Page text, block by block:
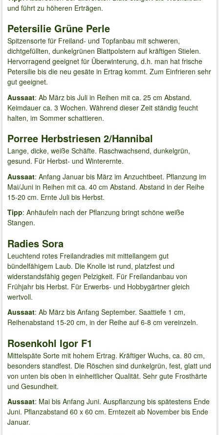
und führt zu höheren Erträgen.
Petersilie Grüne Perle
Spitzensorte für Freiland- und Topfanbau mit schweren,
dichtgefüllten, dunkelgrünen Blattpolstern auf kräftigen Stielen.
Hervorragend geeignet für Überwinterung, d.h. man hat frische
Petersilie bis die neu gesäte in Ertrag kommt. Zum Einfrieren sehr
gut geeignet.
Aussaat: Ab März bis Juli in Reihen mit ca. 25 cm Abstand.
Keimdauer ca. 3 Wochen. Während dieser Zeit ständig feucht
halten, im Sommer schattieren.
Porree Herbstriesen 2/Hannibal
Lange, dicke, weiße Schäfte. Raschwachsend, dunkelgrün,
gesund. Für Herbst- und Winterernte.
Aussaat: Anfang Januar bis März im Anzuchtbeet. Pflanzung im
Mai/Juni in Reihen mit ca. 40 cm Abstand. Abstand in der Reihe
15-20 cm. Ernte Juli bis Herbst.
Tipp: Anhäufeln nach der Pflanzung bringt schöne weiße
Stangen.
Radies Sora
Leuchtend rotes Freilandradies mit mittellangem gut
bündelfähigem Laub. Die Knolle ist rund, platzfest und
widerstandsfähig gegen Pelzigkeit. Für Freilandanbau von
Frühjahr bis Herbst. Für Erwerbs- und Hobbygärtner gleich
wertvoll.
Aussaat: Ab März bis Anfang September. Saattiefe 1 cm,
Reihenabstand 15-20 cm, in der Reihe auf 6-8 cm vereinzeln.
Rosenkohl Igor F1
Mittelspäte Sorte mit hohem Ertrag. Kräftiger Wuchs, ca. 80 cm,
besonders standfest. Die Röschen sind dunkelgrün, fest, glatt und
von unten bis oben in einheitlicher Qualität. Sehr gute Frosthärte
und Gesundheit.
Aussaat: Mai bis Anfang Juni. Auspflanzung bis spätestens Ende
Juni. Pflanzabstand 60 x 60 cm. Erntezeit ab November bis Ende
Januar.